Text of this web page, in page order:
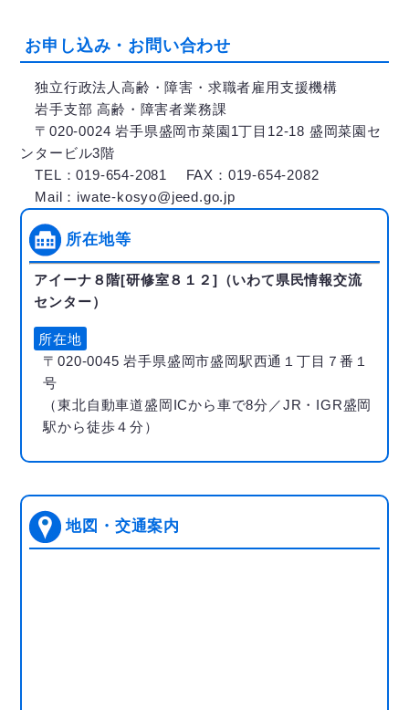
お申し込み・お問い合わせ
独立行政法人高齢・障害・求職者雇用支援機構
岩手支部 高齢・障害者業務課
〒020-0024 岩手県盛岡市菜園1丁目12-18 盛岡菜園セ
ンタービル3階
TEL：019-654-2081 FAX：019-654-2082
Mail：iwate-kosyo@jeed.go.jp
所在地等
アイーナ８階[研修室８１２]（いわて県民情報交流
センター）
所在地
〒020-0045 岩手県盛岡市盛岡駅西通１丁目７番１
号
（東北自動車道盛岡ICから車で8分／JR・IGR盛岡
駅から徒歩４分）
地図・交通案内